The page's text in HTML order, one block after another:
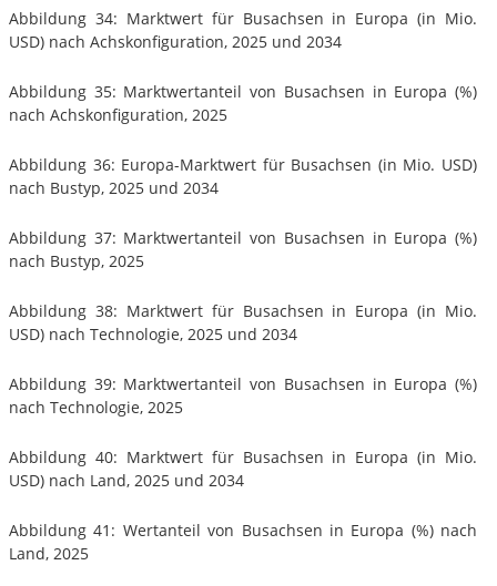
Abbildung 34: Marktwert für Busachsen in Europa (in Mio.
USD) nach Achskonfiguration, 2025 und 2034
Abbildung 35: Marktwertanteil von Busachsen in Europa (%)
nach Achskonfiguration, 2025
Abbildung 36: Europa-Marktwert für Busachsen (in Mio. USD)
nach Bustyp, 2025 und 2034
Abbildung 37: Marktwertanteil von Busachsen in Europa (%)
nach Bustyp, 2025
Abbildung 38: Marktwert für Busachsen in Europa (in Mio.
USD) nach Technologie, 2025 und 2034
Abbildung 39: Marktwertanteil von Busachsen in Europa (%)
nach Technologie, 2025
Abbildung 40: Marktwert für Busachsen in Europa (in Mio.
USD) nach Land, 2025 und 2034
Abbildung 41: Wertanteil von Busachsen in Europa (%) nach
Land, 2025